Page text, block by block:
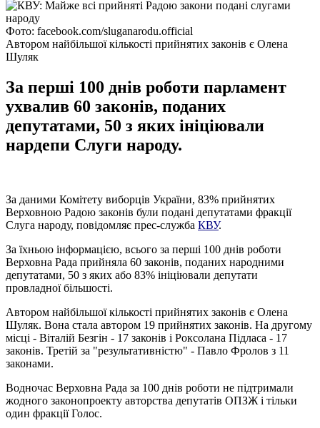
Фото: facebook.com/sluganarodu.official
Автором найбільшої кількості прийнятих законів є Олена
Шуляк
За перші 100 днів роботи парламент
ухвалив 60 законів, поданих
депутатами, 50 з яких ініціювали
нардепи Слуги народу.
За даними Комітету виборців України, 83% прийнятих
Верховною Радою законів були подані депутатами фракції
Слуга народу, повідомляє прес-служба КВУ.
За їхньою інформацією, всього за перші 100 днів роботи
Верховна Рада прийняла 60 законів, поданих народними
депутатами, 50 з яких або 83% ініціювали депутати
провладної більшості.
Автором найбільшої кількості прийнятих законів є Олена
Шуляк. Вона стала автором 19 прийнятих законів. На другому
місці - Віталій Безгін - 17 законів і Роксолана Підласа - 17
законів. Третій за "результативністю" - Павло Фролов з 11
законами.
Водночас Верховна Рада за 100 днів роботи не підтримали
жодного законопроекту авторства депутатів ОПЗЖ і тільки
один фракції Голос.